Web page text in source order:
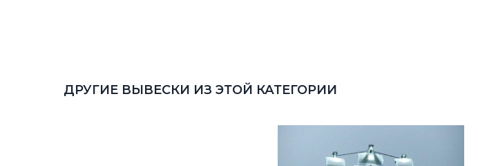
ДРУГИЕ ВЫВЕСКИ ИЗ ЭТОЙ КАТЕГОРИИ